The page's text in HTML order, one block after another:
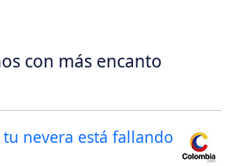
con más encanto